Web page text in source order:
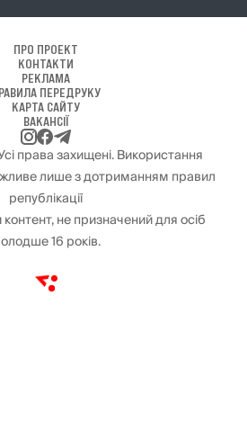
ПРО ПРОЕКТ
КОНТАКТИ
РЕКЛАМА
ПЕРЕДРУКУ
КАРТА САЙТУ
ВАКАНСІЇ
права захищені. Використання
лише з дотриманням правил
републікації
не призначений для осіб
16 років.